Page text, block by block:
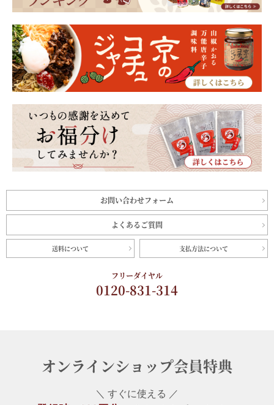
お問い合わせフォーム
よくあるご質問
送料について 支払方法について
フリーダイヤル
0120-831-314
オンラインショップ会員特典
＼ すぐに使える ／